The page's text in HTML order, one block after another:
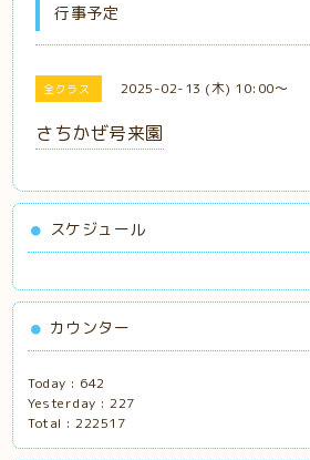
行事予定
全クラス 2025-02-13 (木) 10:00～
さちかぜ号来園
スケジュール
カウンター
Today : 642
Yesterday :227
Total :222517